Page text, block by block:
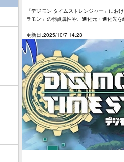
「デジモン タイムストレンジャー」にお
ラモン」の弱点属性や、進化元・進化先を
更新日:2025/10/7 14:23